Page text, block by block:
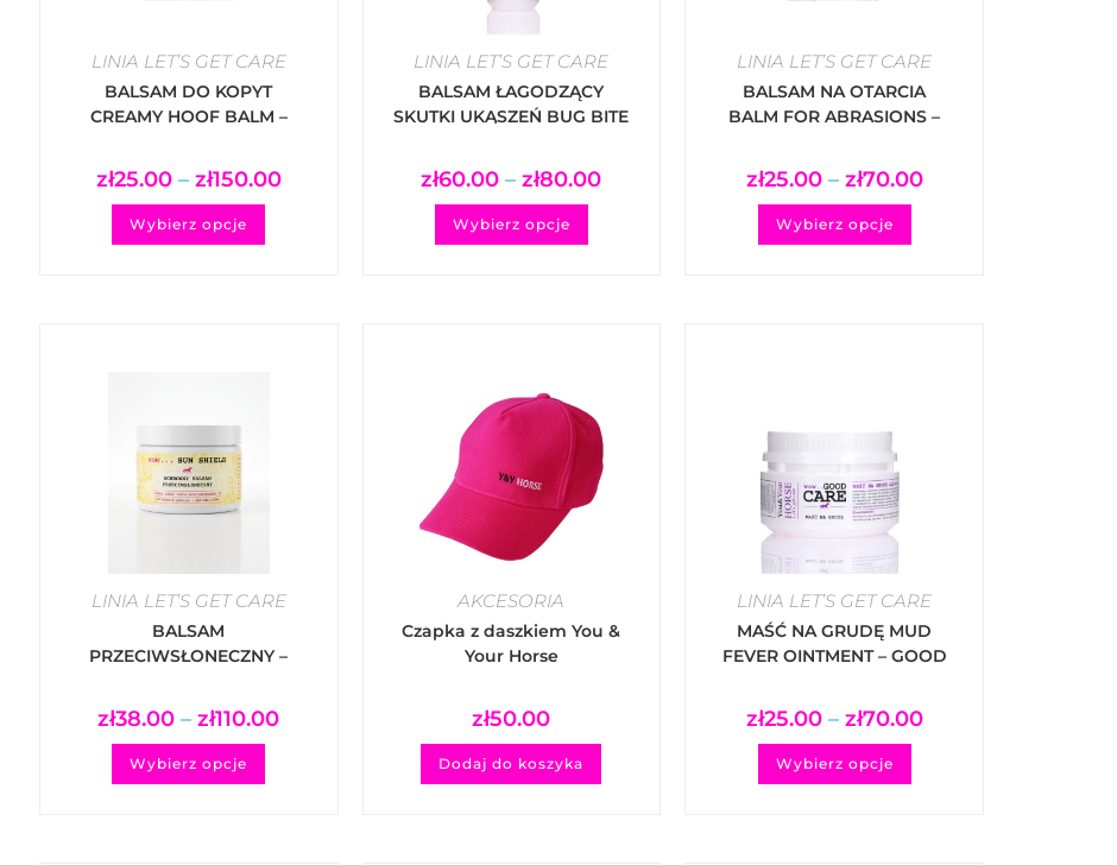
LINIA LET’S GET CARE
BALSAM DO KOPYT
CREAMY HOOF BALM –
HOOF
zł25.00 – zł150.00
Wybierz opcje
LINIA LET’S GET CARE
BALSAM ŁAGODZĄCY
SKUTKI UKĄSZEŃ BUG BITE
zł60.00 – zł80.00
Wybierz opcje
LINIA LET’S GET CARE
BALSAM NA OTARCIA
BALM FOR ABRASIONS –
zł25.00 – zł70.00
Wybierz opcje
LINIA LET’S GET CARE
BALSAM
PRZECIWSŁONECZNY –
zł38.00 – zł110.00
Wybierz opcje
AKCESORIA
Czapka z daszkiem You &
Your Horse
zł50.00
Dodaj do koszyka
LINIA LET’S GET CARE
MAŚĆ NA GRUDĘ MUD
FEVER OINTMENT – GOOD
zł25.00 – zł70.00
Wybierz opcje